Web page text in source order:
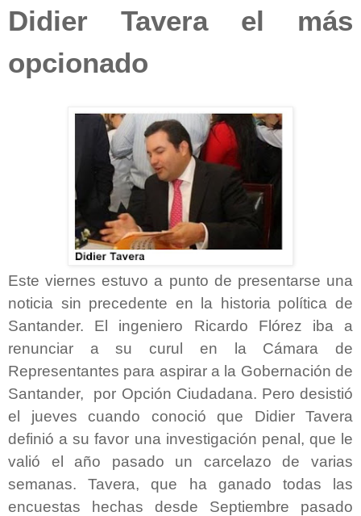
Didier Tavera el más
opcionado
Este viernes estuvo a punto de presentarse una
noticia sin precedente en la historia política de
Santander. El ingeniero Ricardo Flórez iba a
renunciar a su curul en la Cámara de
Representantes para aspirar a la Gobernación de
Santander, por Opción Ciudadana. Pero desistió
el jueves cuando conoció que Didier Tavera
definió a su favor una investigación penal, que le
valió el año pasado un carcelazo de varias
semanas. Tavera, que ha ganado todas las
encuestas hechas desde Septiembre pasado